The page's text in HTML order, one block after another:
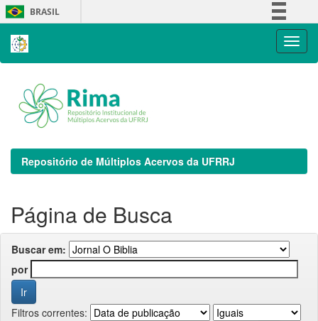
Skip
navigation
BRASIL
Repositório de Múltiplos Acervos da UFRRJ
Página de Busca
Buscar em:
por
Filtros correntes: